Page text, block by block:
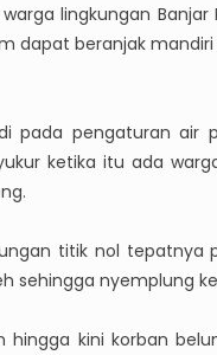
lingkungan Banjar
dapat beranjak
pengaturan air
ketika itu ada
titik nol
sehingga nyemplung
hingga kini korban